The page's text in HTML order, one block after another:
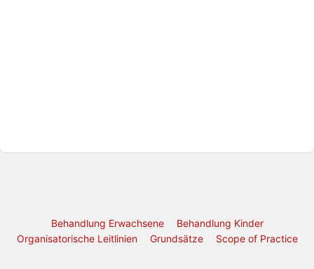
Behandlung Erwachsene
Behandlung Kinder
Organisatorische Leitlinien
Grundsätze Scope of Practice